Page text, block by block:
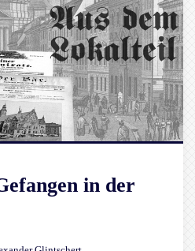
in der